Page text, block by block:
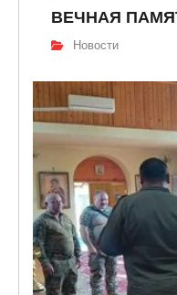
ВЕЧНАЯ
Новости